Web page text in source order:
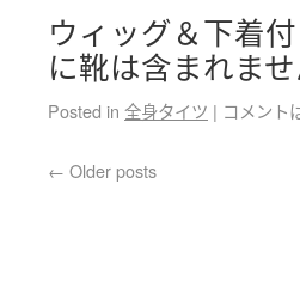
ウィッグ＆下着
に靴は含まれま
Posted in 全身タイツ | コメント
← Older posts